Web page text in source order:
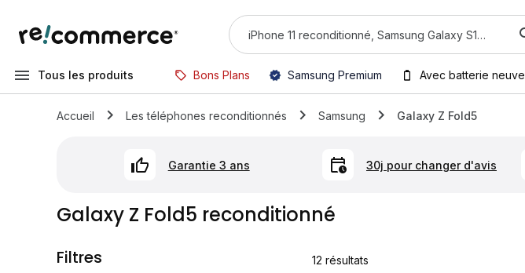
Tous les produits Bons Plans Samsung Premium Avec batterie neuve
Accueil Les téléphones reconditionnés Samsung Galaxy Z Fold5
Garantie 3 ans 30j pour changer d'avis
Galaxy Z Fold5 reconditionné
12 résultats
Filtres